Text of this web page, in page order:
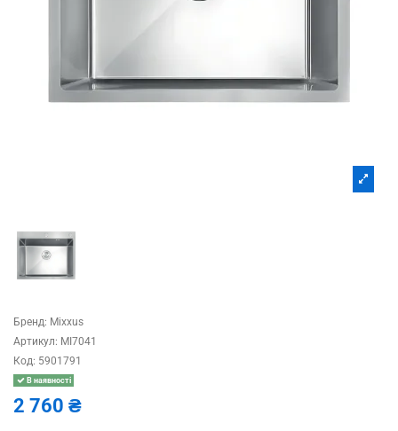
Бренд: Mixxus
Артикул: MI7041
Код: 5901791
В наявності
2 760 ₴